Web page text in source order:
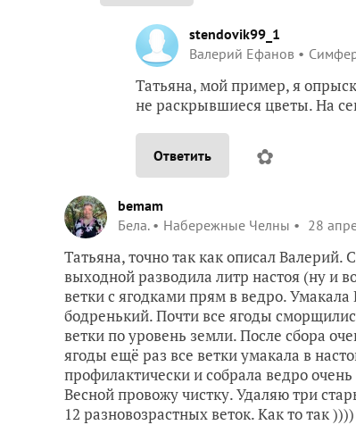
stendovik99_1
Валерий Ефанов
Татьяна, мой пример, я
не раскрывшиеся цветы. На
Ответить ✿
bemam
Бела.
Набережные Челны 28
Татьяна, точно так как описал
выходной разводила литр настоя (ну и
ветки с ягодками прям в ведро.
бодренький. Почти все ягоды
ветки по уровень земли. После сбора
ягоды ещё раз все ветки умакала в
профилактически и собрала ведро
Весной провожу чистку. Удаляю три
12 разновозрастных веток. Как то так